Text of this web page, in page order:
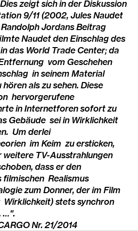
zeigt sich in der Diskussion
9/11 (2002, Jules Naudet
Jordans Beitrag
Naudet den Einschlag des
das World Trade Center; da
vom Geschehen
in seinem Material
als zu sehen. Diese
hervorgerufene
in Internetforen sofort zu
Gebäude sei in Wirklichkeit
Um derlei
im Keim zu ersticken,
weitere TV-Ausstrahlungen
dass er den
filmischen Realismus
zum Donner, der im Film
Wirklichkeit) stets synchron
…".
Nr. 21/2014